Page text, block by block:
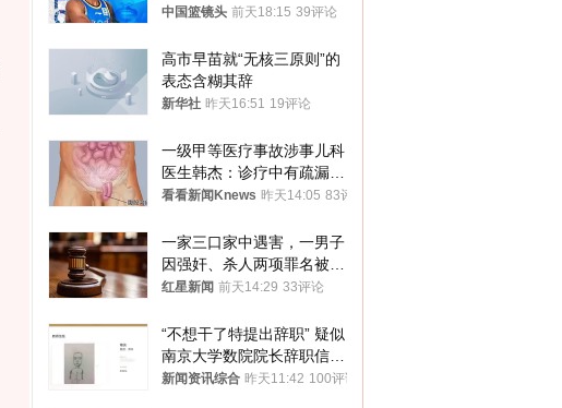
普森
中国篮镜头 前天18:15 39评论
高市早苗就“无核三原则”的
表态含糊其辞
新华社 昨天16:51 19评论
一级甲等医疗事故涉事儿科
医生韩杰：诊疗中有疏漏，
我认错，但不能认罪
看看新闻Knews 昨天14:05 83评论
一家三口家中遇害，一男子
因强奸、杀人两项罪名被判
死缓 最高检介入后改判无
红星新闻 前天14:29 33评论
“不想干了特提出辞职” 疑似
南京大学数院院长辞职信流
传 院方回应
新闻资讯综合 昨天11:42 100评论